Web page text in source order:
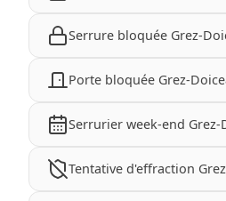
Serrure bloquée Grez-
Porte bloquée Grez-
Serrurier week-end Grez-
Tentative d'effraction